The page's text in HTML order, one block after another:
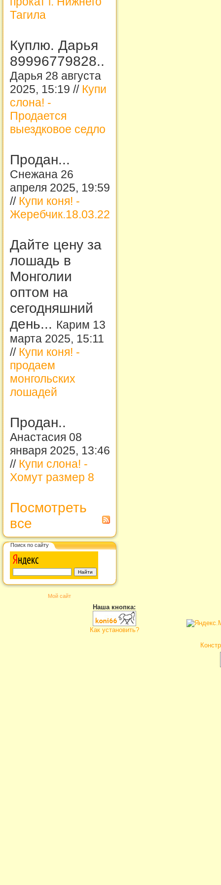
Тагила
Куплю. Дарья
89996779828..
Дарья 28 августа
2025, 15:19 // Купи
слона! -
Продается
выездковое седло
Продан...
Снежана 26
апреля 2025, 19:59
// Купи коня! -
Жеребчик.18.03.22
Дайте цену за
лошадь в
Монголии
оптом на
сегодняшний
день... Карим 13
марта 2025, 15:11
// Купи коня! -
продаем
монгольских
лошадей
Продан..
Анастасия 08
января 2025, 13:46
// Купи слона! -
Хомут размер 8
Посмотреть
все
Поиск по сайту
Мой сайт
Наша кнопка:
Как установить?